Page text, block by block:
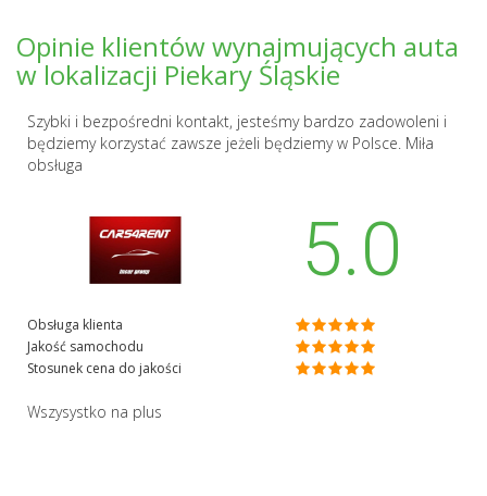
Opinie klientów wynajmujących auta
w lokalizacji Piekary Śląskie
Szybki i bezpośredni kontakt, jesteśmy bardzo zadowoleni i
będziemy korzystać zawsze jeżeli będziemy w Polsce. Miła
obsługa
5.0
Obsługa klienta
Jakość samochodu
Stosunek cena do jakości
Wszysystko na plus